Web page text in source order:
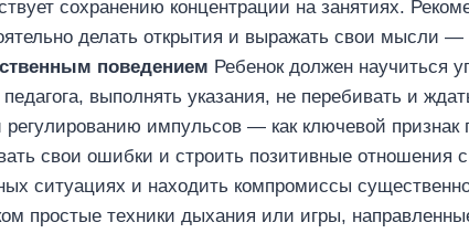
сохранению концентрации на занятиях.
делать открытия и выражать свои мысли
поведением Ребенок должен научиться
выполнять указания, не перебивать и
импульсов — как ключевой
свои ошибки и строить позитивные
ситуациях и находить компромиссы
простые техники дыхания или игры,